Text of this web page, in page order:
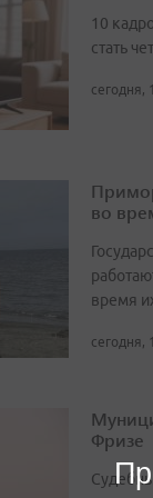
10
стать
сегодня,
во
время
сегодня,
Фризе